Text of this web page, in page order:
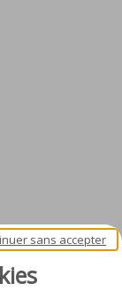
sans accepter